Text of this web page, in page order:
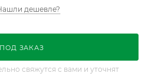
дешевле?
ПОД ЗАКАЗ
свяжутся с вами и уточнят